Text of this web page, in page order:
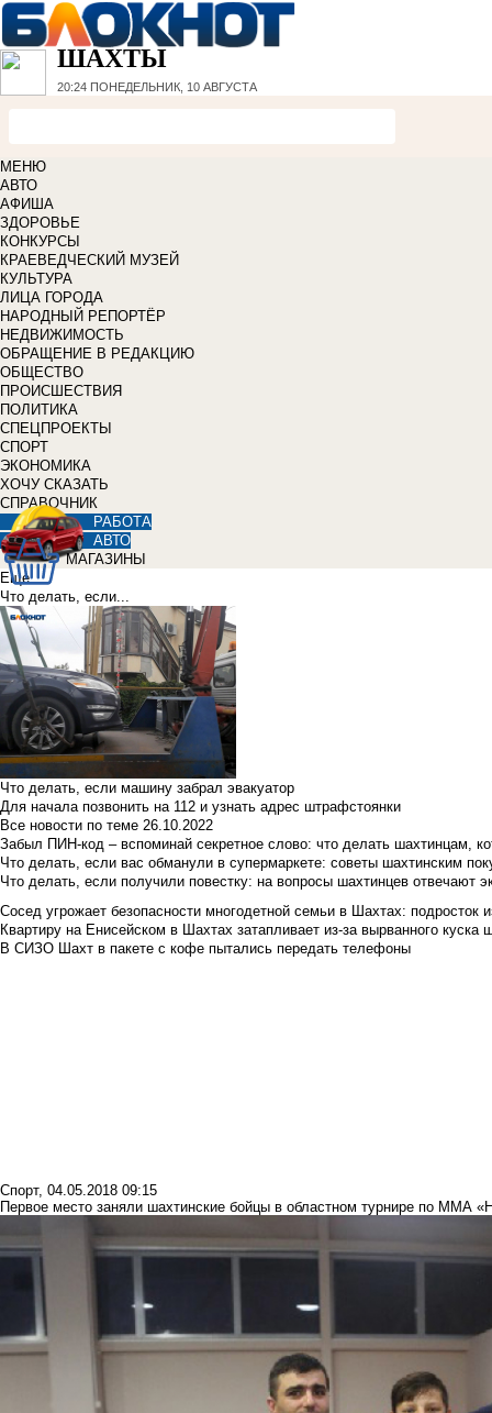
ШАХТЫ
20:24 ПОНЕДЕЛЬНИК, 10 АВГУСТА
МЕНЮ
АВТО
АФИША
ЗДОРОВЬЕ
КОНКУРСЫ
КРАЕВЕДЧЕСКИЙ МУЗЕЙ
КУЛЬТУРА
ЛИЦА ГОРОДА
НАРОДНЫЙ РЕПОРТЁР
НЕДВИЖИМОСТЬ
ОБРАЩЕНИЕ В РЕДАКЦИЮ
ОБЩЕСТВО
ПРОИСШЕСТВИЯ
ПОЛИТИКА
СПЕЦПРОЕКТЫ
СПОРТ
ЭКОНОМИКА
ХОЧУ СКАЗАТЬ
СПРАВОЧНИК
РАБОТА
АВТО
МАГАЗИНЫ
Еще
Что делать, если...
Что делать, если машину забрал эвакуатор
Для начала позвонить на 112 и узнать адрес штрафстоянки
Все новости по теме 26.10.2022
Забыл ПИН-код – вспоминай секретное слово: что делать шахтинцам,
Что делать, если вас обманули в супермаркете: советы шахтинским
Что делать, если получили повестку: на вопросы шахтинцев отвечают
Сосед угрожает безопасности многодетной семьи в Шахтах: подросток
Квартиру на Енисейском в Шахтах затапливает из-за вырванного
В СИЗО Шахт в пакете с кофе пытались передать телефоны
Спорт, 04.05.2018 09:15
Первое место заняли шахтинские бойцы в областном турнире по ММА